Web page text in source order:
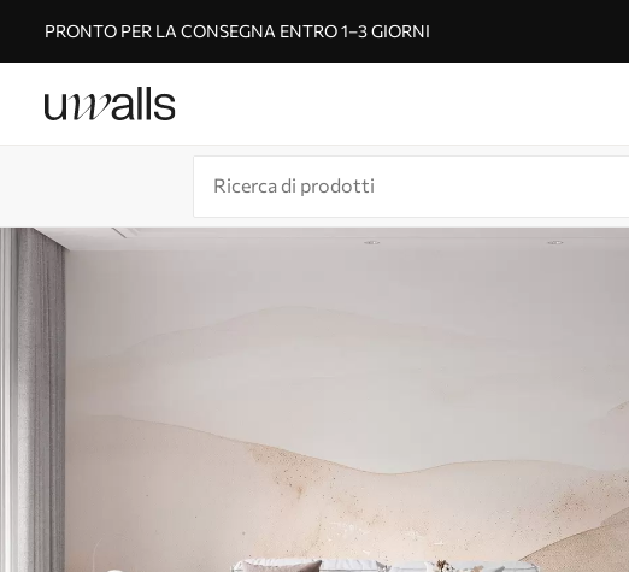
PRONTO PER LA CONSEGNA ENTRO 1–3 GIORNI